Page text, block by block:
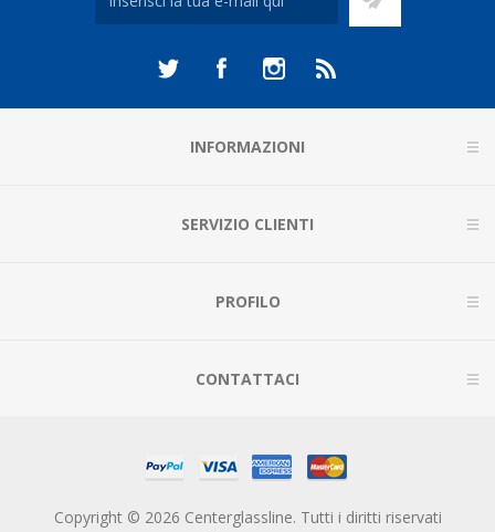
INFORMAZIONI
SERVIZIO CLIENTI
PROFILO
CONTATTACI
Copyright © 2026 Centerglassline. Tutti i diritti riservati